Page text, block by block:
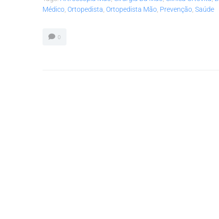
Médico, Ortopedista, Ortopedista Mão, Prevenção, Saúde
0